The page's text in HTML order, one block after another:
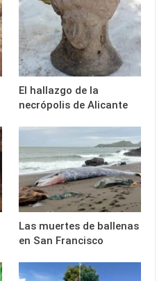
El hallazgo de la
necrópolis de Alicante
Las muertes de ballenas
en San Francisco